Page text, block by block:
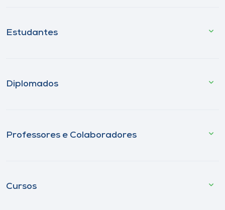
Estudantes
Diplomados
Professores e Colaboradores
Cursos